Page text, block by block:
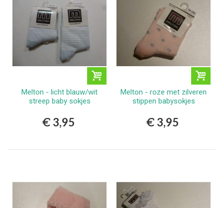
Melton - licht blauw/wit
streep baby sokjes
€ 3,95
Melton - roze met zilveren
stippen babysokjes
€ 3,95